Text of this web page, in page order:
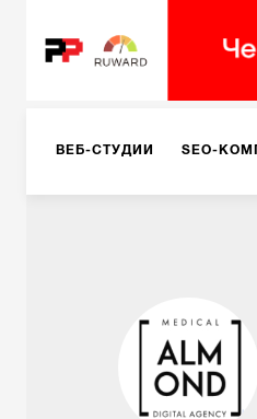
ВЕБ-СТУДИИ SEO-
РЕКЛАМА НА
КОНСАЛТИНГ VR/AR